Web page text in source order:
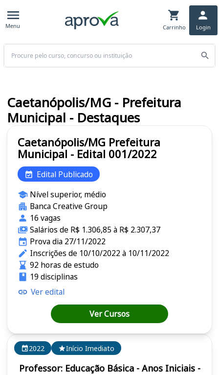
Menu Carrinho Login
Buscar
2022 Início Imediato
Professor: Educação Básica - Anos Iniciais -
Caetanópolis/MG Prefeitura
Municipal - Edital 001/2022
Edital Publicado
Nível superior, médio
Banca Creative Group
16 vagas
Salários de R$ 1.306,85 à R$ 2.307,37
Prova dia 27/11/2022
Inscrições de 10/10/2022 à 10/11/2022
92 horas de estudo
19 disciplinas
Ver edital
Ver Cursos
Caetanópolis/MG - Prefeitura
Municipal - Destaques